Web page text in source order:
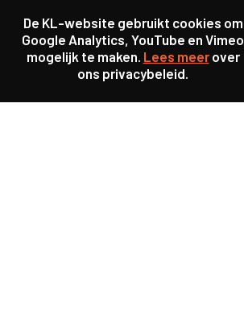
De KL-website gebruikt cookies om
Google Analytics, YouTube en Vimeo
mogelijk te maken. Lees meerover
ons privacybeleid.